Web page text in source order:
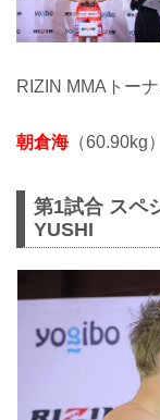
RIZIN MMAトー
朝倉海（60.90kg
第1試合 スペ
YUSHI